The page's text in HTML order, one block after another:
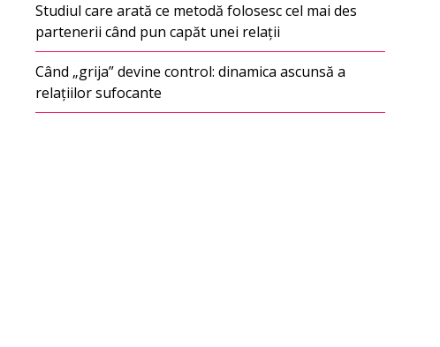
Studiul care arată ce metodă folosesc cel mai des
partenerii când pun capăt unei relații
Când „grija” devine control: dinamica ascunsă a
relațiilor sufocante